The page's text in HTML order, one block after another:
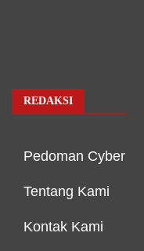
REDAKSI
Pedoman Cyber
Tentang Kami
Kontak Kami